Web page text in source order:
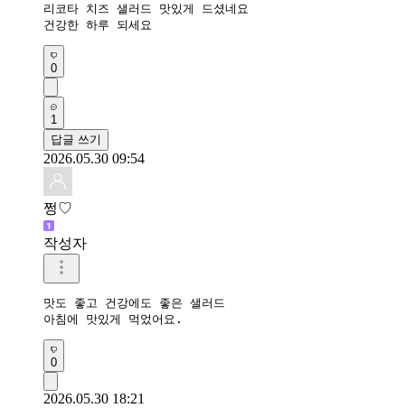
리코타 치즈 샐러드 맛있게 드셨네요
건강한 하루 되세요
0
1
답글 쓰기
2026.05.30 09:54
쩡♡
작성자
맛도 좋고 건강에도 좋은 샐러드
아침에 맛있게 먹었어요.
0
2026.05.30 18:21